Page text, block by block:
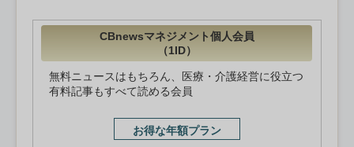
CBnewsマネジメント個人会員
（1ID）
無料ニュースはもちろん、医療・介護経営に役立つ
有料記事もすべて読める会員
お得な年額プラン